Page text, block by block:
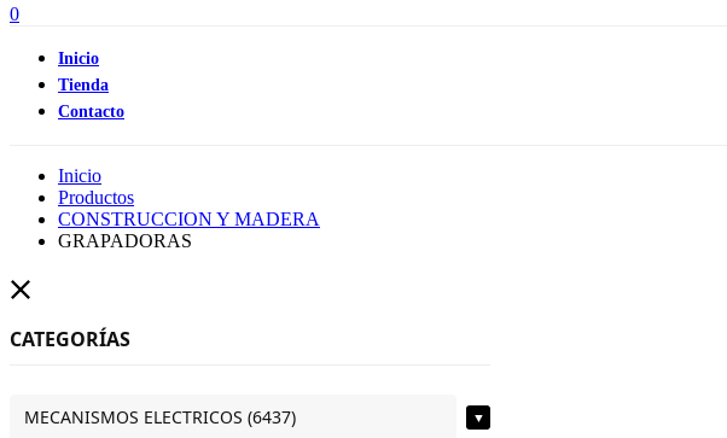
0
Inicio
Tienda
Contacto
Inicio
Productos
CONSTRUCCION Y MADERA
GRAPADORAS
CATEGORÍAS
MECANISMOS ELECTRICOS (6437) ▼